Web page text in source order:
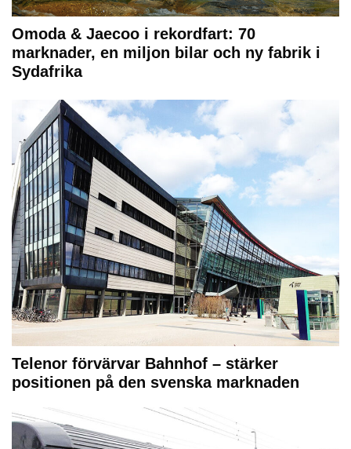
Omoda & Jaecoo i rekordfart: 70
marknader, en miljon bilar och ny fabrik i
Sydafrika
Telenor förvärvar Bahnhof – stärker
positionen på den svenska marknaden